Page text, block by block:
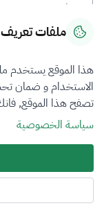
رقم العضوية
فرع التقييم
الآلات والمعدات
نوع العضوية
منتسب
المنطقة
ملفات تعريف
هذا الموقع يستخدم
الاستخدام و ضمان
تصفح هذا الموقع,
سياسة الخصوصية